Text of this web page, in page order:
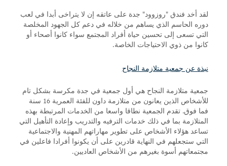
لقد أخد فندق "روزوود" جدة على عاتقه إن لا يتراخى أبدا في لعب
دوره الحاسم الذي يساهم من خلاله في دعم كل الجهود المخلصة
التي تسعى إلى تحسين حياة أفراد المجتمع سواء كانوا أصحاء أو
كانوا من ذوي الاحتياجات الخاصة.
نبذة عن جمعية متلازمة النجاح
جمعية متلازمة النجاح هي أول جمعية في جدة مكرسة بشكل تام
للأشخاص الذين يعانون من متلازمة داون للفئة العمرية 16 سنة
فما فوق. تقدم الجمعية نطاقا واسعا من الخدمات المرتبطة بهذه
المتلازمة بما في ذلك خدمات الترفيه والتدريب وإعادة التأهيل التي
تساعد هؤلاء الأشخاص على تطوير مهاراتهم المهنية والاجتماعية
التي ستجعلهم في النهاية قادرين على أن يكونوا أفرادا فاعلين في
مجتمعاتهم أسوة بغيرهم من الأشخاص العاديين.